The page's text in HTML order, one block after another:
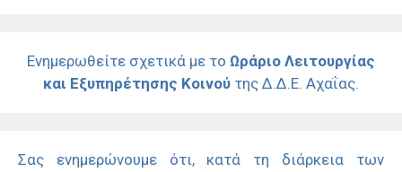
Ενημερωθείτε σχετικά με το Ωράριο Λειτουργίας
και Εξυπηρέτησης Κοινού της Δ.Δ.Ε. Αχαΐας.
Σας ενημερώνουμε ότι, κατά τη διάρκεια των